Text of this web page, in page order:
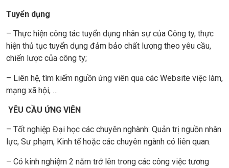
Tuyển dụng
– Thực hiện công tác tuyển dụng nhân sự của Công ty, thực
hiện thủ tục tuyển dụng đảm bảo chất lượng theo yêu cầu,
chiến lược của công ty;
– Liên hệ, tìm kiếm nguồn ứng viên qua các Website việc làm,
mạng xã hội, …
YÊU CẦU ỨNG VIÊN
– Tốt nghiệp Đại học các chuyên nghành: Quản trị nguồn nhân
lực, Sư phạm, Kinh tế hoặc các chuyên ngành có liên quan.
– Có kinh nghiệm 2 năm trở lên trong các công việc tương